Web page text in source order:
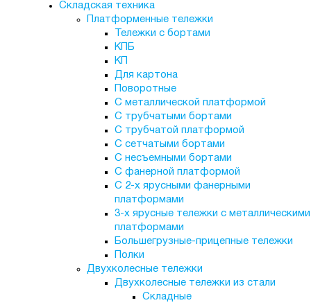
Складская техника
Платформенные тележки
Тележки с бортами
КПБ
КП
Для картона
Поворотные
С металлической платформой
С трубчатыми бортами
С трубчатой платформой
С сетчатыми бортами
С несъемными бортами
С фанерной платформой
С 2-х ярусными фанерными
платформами
3-х ярусные тележки с металлическими
платформами
Большегрузные-прицепные тележки
Полки
Двухколесные тележки
Двухколесные тележки из стали
Складные